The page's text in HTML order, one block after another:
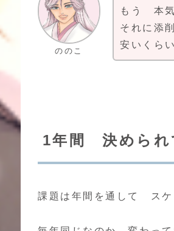
ののこ
もう 本
それに添
安いくら
1年間 決められ
課題は年間を通して スケ